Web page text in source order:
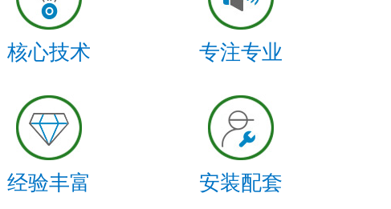
核心技术 专注专业
经验丰富 安装配套